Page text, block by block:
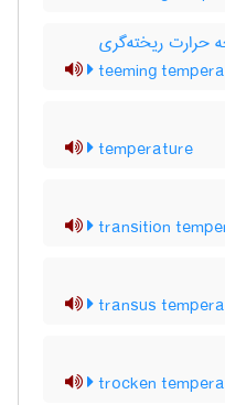
حرارت ریخته‌گری
teeming
temperature
transition
transus
trocken